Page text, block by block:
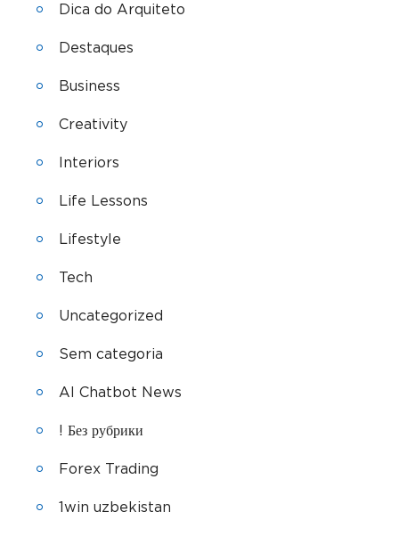
Dica do Arquiteto
Destaques
Business
Creativity
Interiors
Life Lessons
Lifestyle
Tech
Uncategorized
Sem categoria
AI Chatbot News
! Без рубрики
Forex Trading
1win uzbekistan